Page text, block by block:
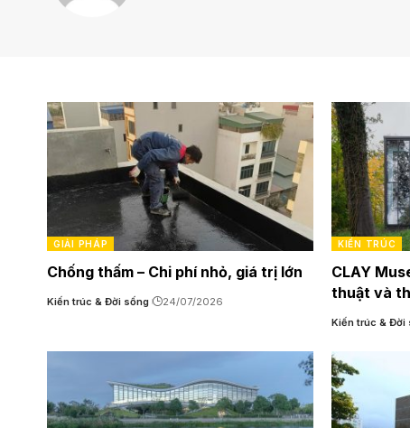
GIẢI PHÁP
Chống thấm – Chi phí nhỏ, giá trị lớn
Kiến trúc & Đời sống 24/07/2026
KIẾN TRÚC
CLAY
thuật và
Kiến trúc & Đời